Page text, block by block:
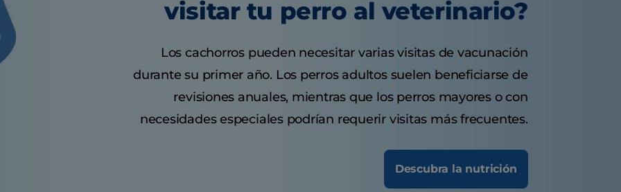
visitar tu perro al veterinario?
Los cachorros pueden necesitar varias visitas de vacunación
durante su primer año. Los perros adultos suelen beneficiarse de
revisiones anuales, mientras que los perros mayores o con
necesidades especiales podrían requerir visitas más frecuentes.
Descubra la nutrición